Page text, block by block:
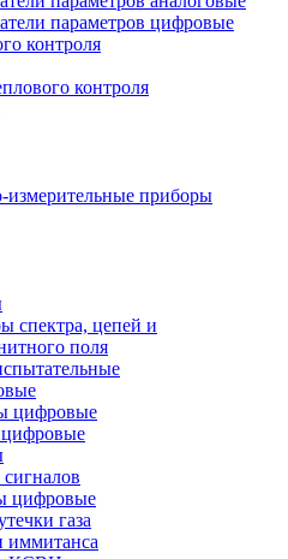
параметров цифровые
контроля
контроля
измерительные приборы
спектра, цепей и
поля
цифровые
цифровые
газа
иммитанса